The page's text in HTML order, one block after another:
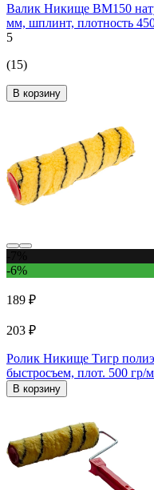
Валик Никище ВМ150
мм, шплинт, плотность
5
(15)
В корзину
-6%
189 ₽
203 ₽
Ролик Никище Тигр
быстросъем, плот. 500 гр/
В корзину